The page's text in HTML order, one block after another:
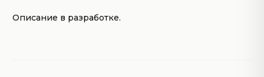
Описание в разработке.